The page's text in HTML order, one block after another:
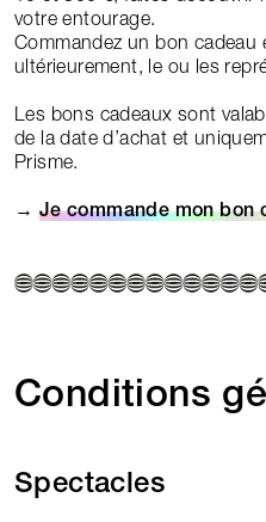
votre entourage.
Commandez un bon cadeau
ultérieurement, le ou les
Les bons cadeaux sont
de la date d’achat et
Prisme.
→ Je commande mon bon
Conditions
Spectacles